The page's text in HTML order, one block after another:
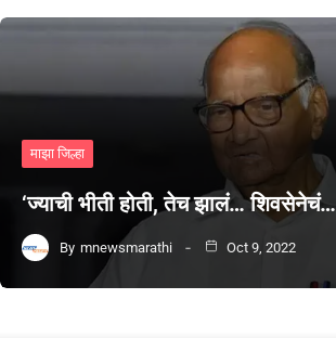
माझा जिल्हा
‘ज्याची भीती होती, तेच झालं… शिवसेनेचं…
By mnewsmarathi Oct 9, 2022